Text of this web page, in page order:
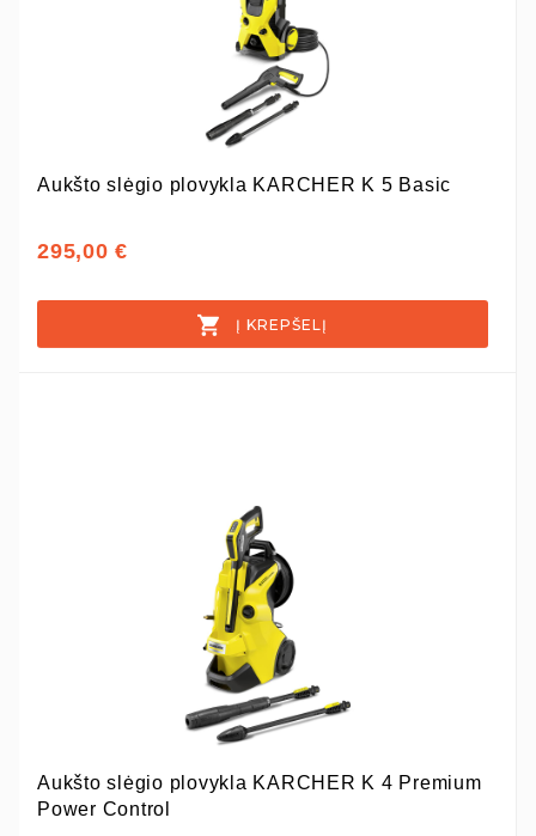
Aukšto slėgio plovykla KARCHER K 5 Basic
295,00 €
Į KREPŠELĮ
Aukšto slėgio plovykla KARCHER K 4 Premium
Power Control